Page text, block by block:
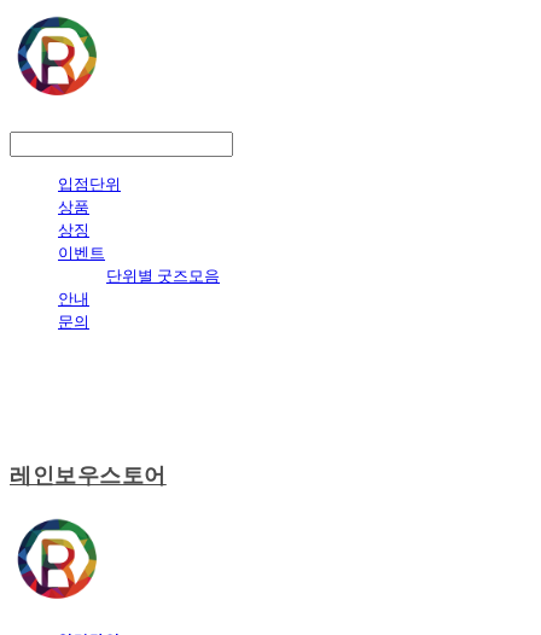
입점단위
상품
상징
이벤트
단위별 굿즈모음
안내
문의
레인보우스토어